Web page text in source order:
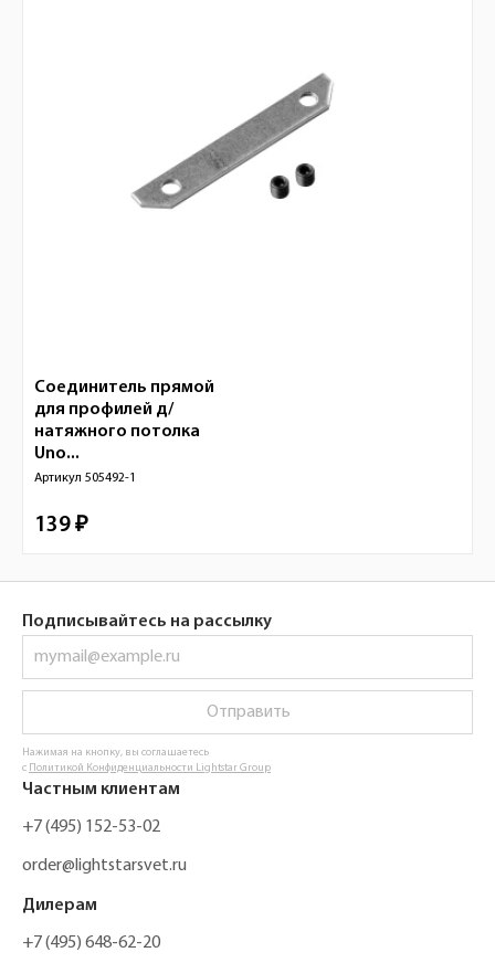
Соединитель прямой
для профилей д/
натяжного потолка
Uno...
Артикул 505492-1
139 ₽
Подписывайтесь на рассылку
Отправить
Нажимая на кнопку, вы соглашаетесь
с Политикой Конфиденциальности Lightstar Group
Частным клиентам
+7 (495) 152-53-02
order@lightstarsvet.ru
Дилерам
+7 (495) 648-62-20